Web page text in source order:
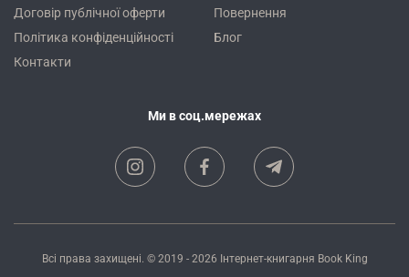
Договір публічної оферти
Політика конфіденційності
Контакти
Повернення
Блог
Ми в соц.мережах
Всі права захищені. © 2019 - 2026 Інтернет-книгарня Book King